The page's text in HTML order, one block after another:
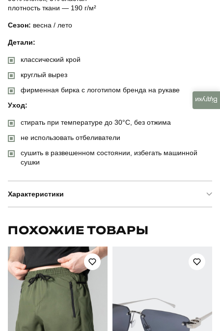
плотность ткани — 190 г/м²
Сезон: весна / лето
Детали:
классический крой
круглый вырез
фирменная бирка с логотипом бренда на рукаве
Уход:
стирать при температуре до 30°C, без отжима
не использовать отбеливатели
сушить в развешенном состоянии, избегать машинной
сушки
Характеристики
Артикул TSfu400Sca
Призначення
Стиль повсякденний
ПОХОЖИЕ ТОВАРЫ
Відгуки